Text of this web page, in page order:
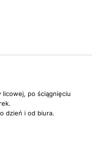
licowej, po ściągnięciu
dzień i od biura.